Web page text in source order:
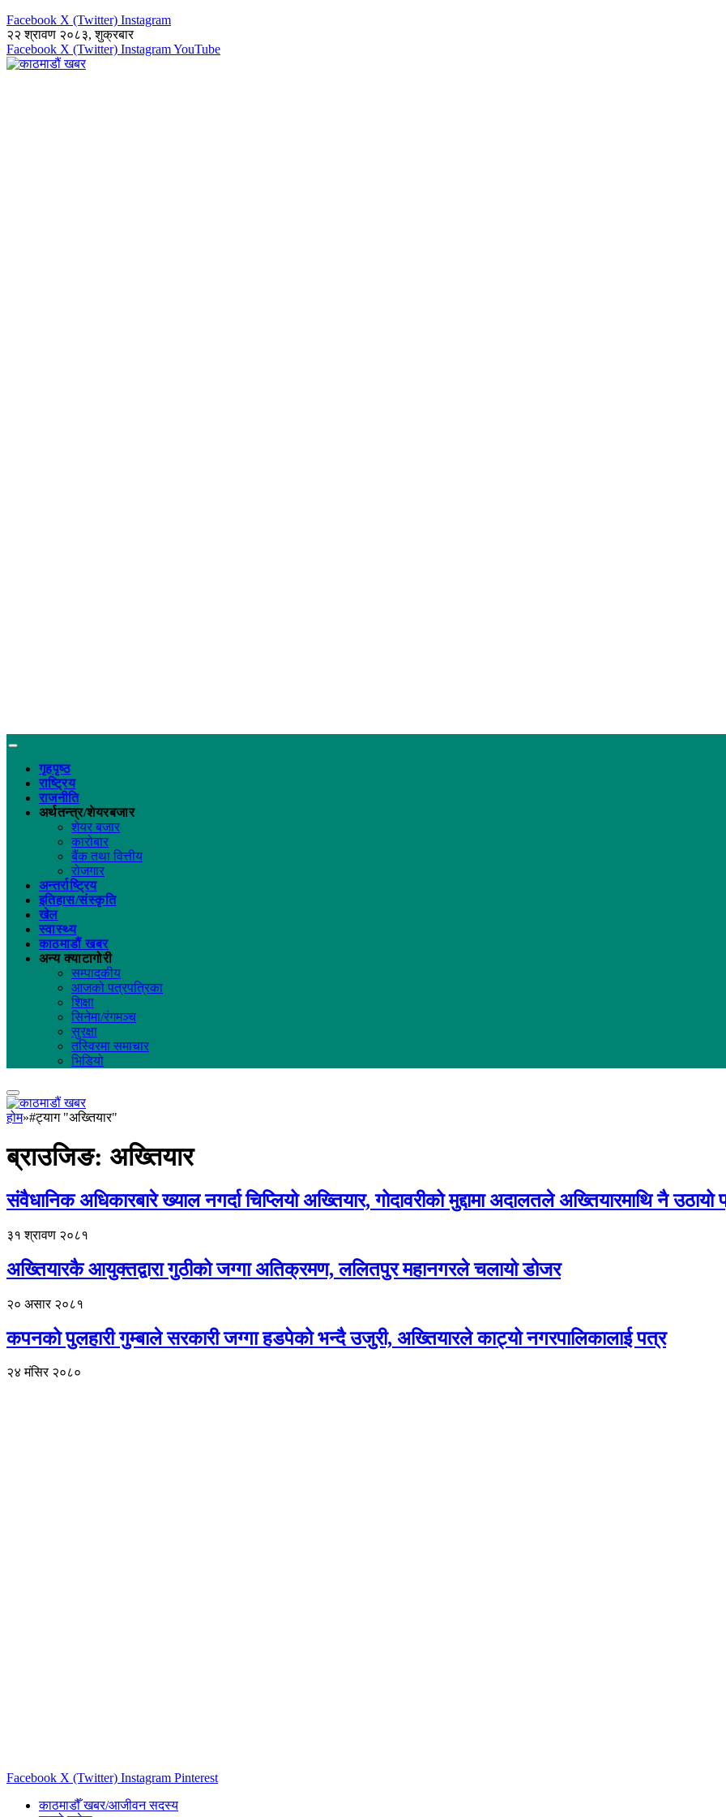
Facebook X (Twitter) Instagram
२२ श्रावण २०८३, शुक्रबार
Facebook X (Twitter) InstagramYouTube
गृहपृष्ठ
राष्ट्रिय
राजनीति
अर्थतन्त्र/शेयरबजार
शेयर बजार
कारोबार
बैंक तथा वित्तीय
रोजगार
अन्तर्राष्ट्रिय
इतिहास/संस्कृति
खेल
स्वास्थ्य
काठमाडौं खबर
अन्य क्याटागोरी
सम्पादकीय
आजको पत्रपत्रिका
शिक्षा
सिनेमा/रंगमञ्च
सुरक्षा
तस्विरमा समाचार
भिडियो
होम»#ट्याग "अख्तियार"
ब्राउजिङ: अख्तियार
संवैधानिक अधिकारबारे ख्याल नगर्दा चिप्लियो अख्तियार, गोदावरीको मुद्दामा अदालतले अख्तियारमाथि नै उठायो
३१ श्रावण २०८१
अख्तियारकै आयुक्तद्वारा गुठीको जग्गा अतिक्रमण, ललितपुर महानगरले चलायो डोजर
२० असार २०८१
कपनको पुलहारी गुम्बाले सरकारी जग्गा हडपेको भन्दै उजुरी, अख्तियारले काट्यो नगरपालिकालाई पत्र
२४ मंसिर २०८०
Facebook X (Twitter) Instagram Pinterest
काठमाडौँ खबर/आजीवन सदस्य